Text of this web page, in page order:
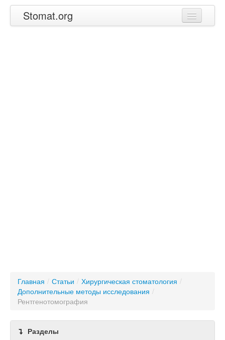
Stomat.org
Главная / Статьи / Хирургическая стоматология /
Дополнительные методы исследования /
Рентгенотомография
Разделы